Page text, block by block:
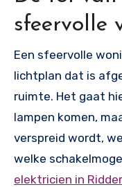
sfeervolle
Een sfeervolle
lichtplan dat is
ruimte. Het gaat
lampen komen,
verspreid wordt,
welke
elektricien in